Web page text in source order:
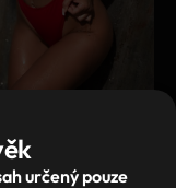
určený pouze